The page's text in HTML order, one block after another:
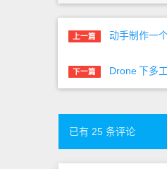
上一篇 动手制作一
下一篇 Drone 下多
已有 25 条评论